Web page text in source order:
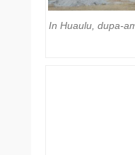
In Huaulu, dupa-